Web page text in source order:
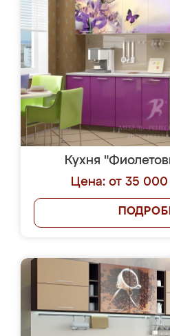
Кухня
Цена: от 35 000